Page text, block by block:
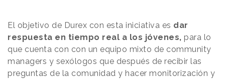
El objetivo de Durex con esta iniciativa es dar
respuesta en tiempo real a los jóvenes, para lo
que cuenta con con un equipo mixto de community
managers y sexólogos que después de recibir las
preguntas de la comunidad y hacer monitorización y